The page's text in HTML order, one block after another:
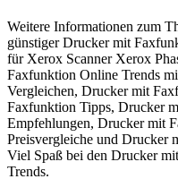
Weitere Informationen zum
günstiger Drucker mit
für Xerox Scanner Xerox
Faxfunktion Online Trends
Vergleichen, Drucker mit
Faxfunktion Tipps, Drucker
Empfehlungen, Drucker mit
Preisvergleiche und Drucker
Viel Spaß bei den Drucker
Trends.